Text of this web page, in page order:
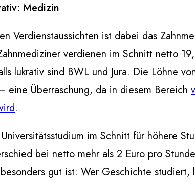
Medizin
Verdienstaussichten ist dabei das
verdienen im Schnitt netto
lukrativ sind BWL und Jura. Die Löhne
eine Überraschung, da in diesem Bereich
.
im Schnitt für höhere
bei netto mehr als 2 Euro pro
gut ist: Wer Geschichte